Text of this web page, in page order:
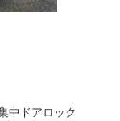
中ドアロック